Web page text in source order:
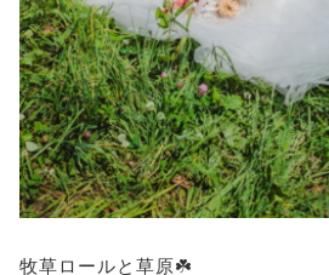
牧草ロールと草原☘️